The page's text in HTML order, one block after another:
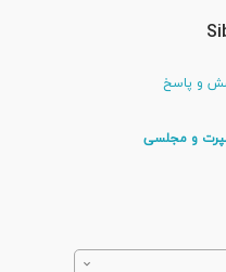
و پاسخ
و مجلسی